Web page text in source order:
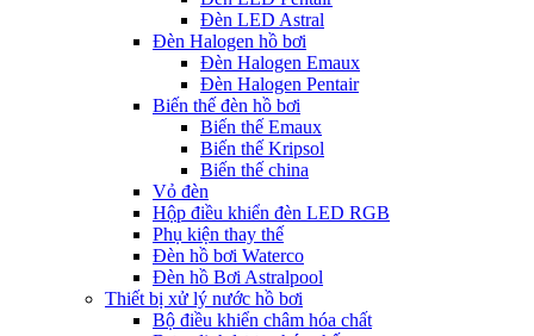
Đèn LED Astral
Đèn Halogen hồ bơi
Đèn Halogen Emaux
Đèn Halogen Pentair
Biến thế đèn hồ bơi
Biến thế Emaux
Biến thế Kripsol
Biến thế china
Vỏ đèn
Hộp điều khiển đèn LED RGB
Phụ kiện thay thế
Đèn hồ bơi Waterco
Đèn hồ Bơi Astralpool
Thiết bị xử lý nước hồ bơi
Bộ điều khiển châm hóa chất